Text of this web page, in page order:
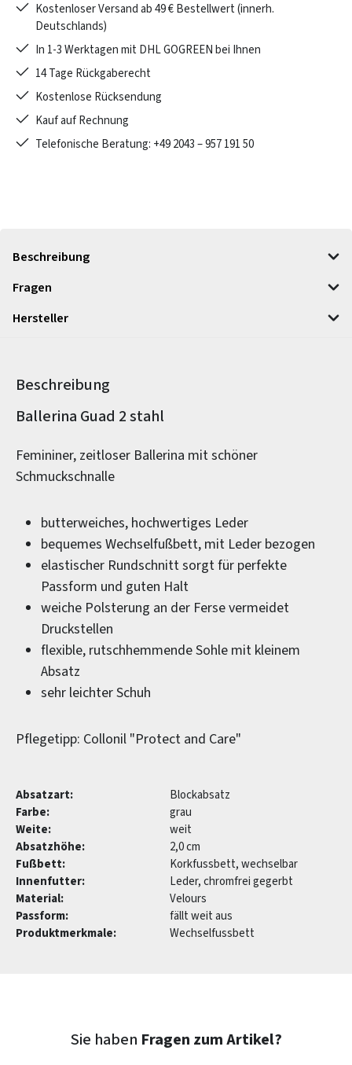
Kostenloser Versand ab 49 € Bestellwert (innerh.
Deutschlands)
In 1-3 Werktagen mit DHL GOGREEN bei Ihnen
14 Tage Rückgaberecht
Kostenlose Rücksendung
Kauf auf Rechnung
Telefonische Beratung: +49 2043 – 957 191 50
Beschreibung
Fragen
Hersteller
Beschreibung
Produktinformationen
Ballerina Guad 2 stahl
Femininer, zeitloser Ballerina mit schöner
Schmuckschnalle
butterweiches, hochwertiges Leder
bequemes Wechselfußbett, mit Leder bezogen
elastischer Rundschnitt sorgt für perfekte
Passform und guten Halt
weiche Polsterung an der Ferse vermeidet
Druckstellen
flexible, rutschhemmende Sohle mit kleinem
Absatz
sehr leichter Schuh
Pflegetipp: Collonil "Protect and Care"
Absatzart:
Blockabsatz
Farbe:
grau
Weite:
weit
Absatzhöhe:
2,0 cm
Fußbett:
Korkfussbett, wechselbar
Innenfutter:
Leder, chromfrei gegerbt
Material:
Velours
Passform:
fällt weit aus
Produktmerkmale:
Wechselfussbett
Sie haben Fragen zum Artikel?